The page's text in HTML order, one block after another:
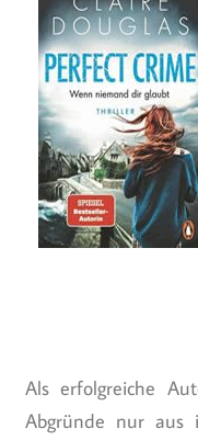
Als erfolgreiche
Abgründe nur aus